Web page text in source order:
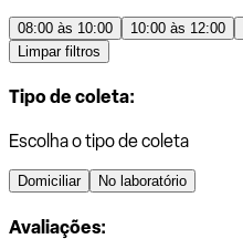
08:00 às 10:00 10:00 às 12:00
Limpar filtros
Tipo de coleta:
Escolha o tipo de coleta
Domiciliar No laboratório
Avaliações: